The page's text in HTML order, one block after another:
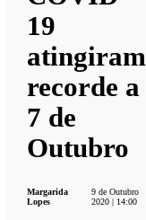
19
atingiram
recorde a
7 de
Outubro
Margarida
Lopes
9 de Outubro
2020 | 14:00